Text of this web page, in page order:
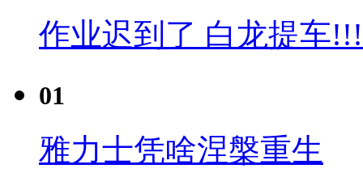
作业迟到了 白龙提车
01
雅力士凭啥涅槃重生